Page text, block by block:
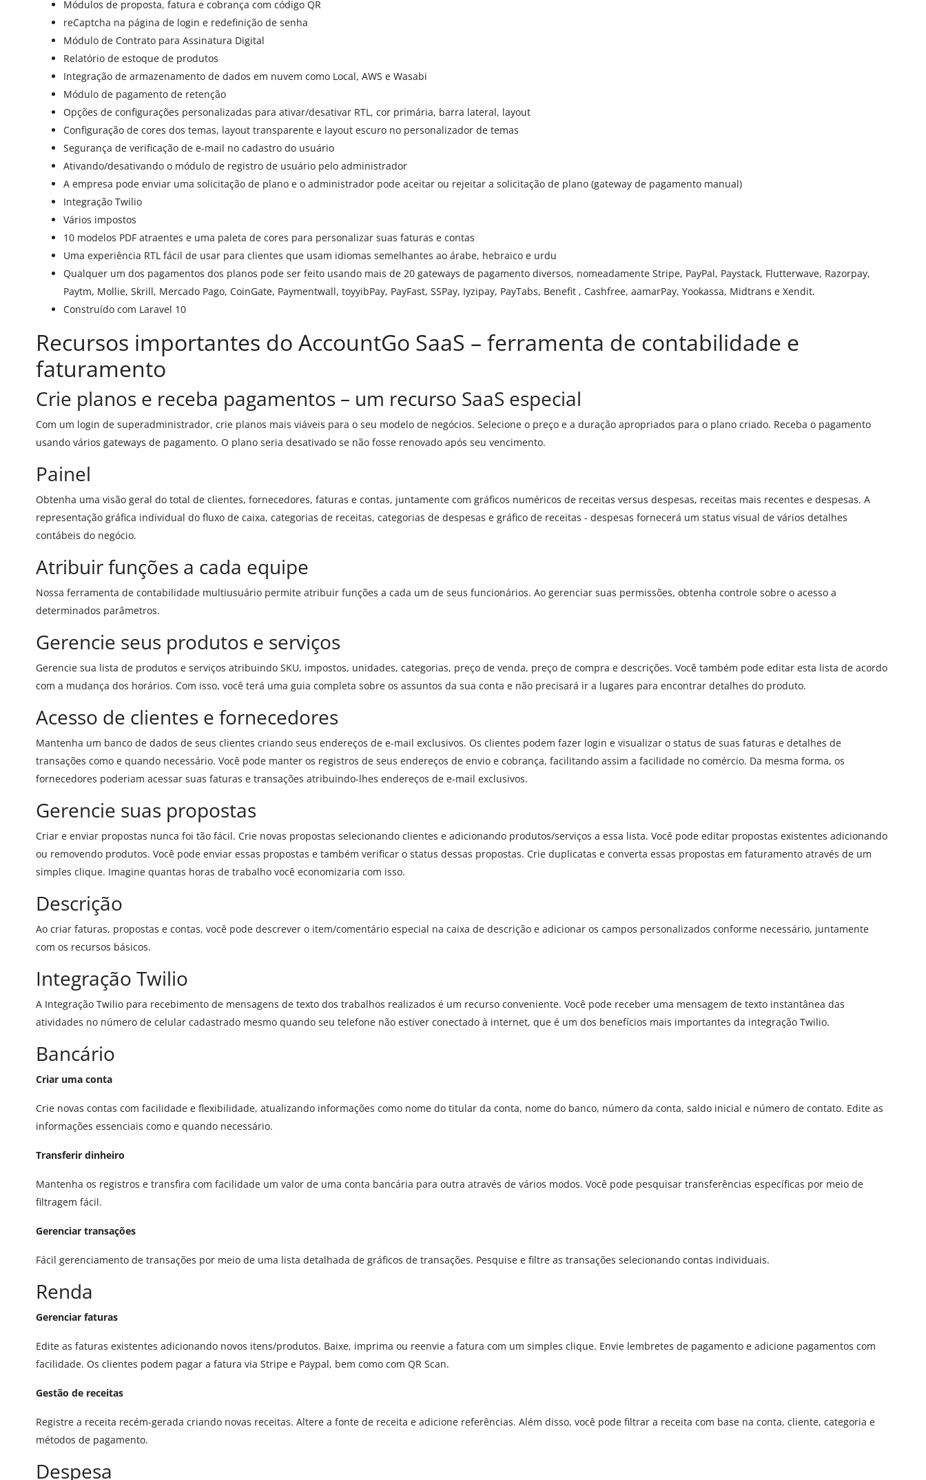
Módulos de proposta, fatura e cobrança com código QR
reCaptcha na página de login e redefinição de senha
Módulo de Contrato para Assinatura Digital
Relatório de estoque de produtos
Integração de armazenamento de dados em nuvem como Local, AWS e Wasabi
Módulo de pagamento de retenção
Opções de configurações personalizadas para ativar/desativar RTL, cor primária, barra lateral, layout
Configuração de cores dos temas, layout transparente e layout escuro no personalizador de temas
Segurança de verificação de e-mail no cadastro do usuário
Ativando/desativando o módulo de registro de usuário pelo administrador
A empresa pode enviar uma solicitação de plano e o administrador pode aceitar ou rejeitar a solicitação de plano (gateway de pagamento manual)
Integração Twilio
Vários impostos
10 modelos PDF atraentes e uma paleta de cores para personalizar suas faturas e contas
Uma experiência RTL fácil de usar para clientes que usam idiomas semelhantes ao árabe, hebraico e urdu
Qualquer um dos pagamentos dos planos pode ser feito usando mais de 20 gateways de pagamento diversos, nomeadamente Stripe, PayPal, Paystack, Flutterwave, Razorpay,
Paytm, Mollie, Skrill, Mercado Pago, CoinGate, Paymentwall, toyyibPay, PayFast, SSPay, Iyzipay, PayTabs, Benefit , Cashfree, aamarPay, Yookassa, Midtrans e Xendit.
Construído com Laravel 10
Recursos importantes do AccountGo SaaS – ferramenta de contabilidade e
faturamento
Crie planos e receba pagamentos – um recurso SaaS especial
Com um login de superadministrador, crie planos mais viáveis ​​para o seu modelo de negócios. Selecione o preço e a duração apropriados para o plano criado. Receba o pagamento
usando vários gateways de pagamento. O plano seria desativado se não fosse renovado após seu vencimento.
Painel
Obtenha uma visão geral do total de clientes, fornecedores, faturas e contas, juntamente com gráficos numéricos de receitas versus despesas, receitas mais recentes e despesas. A
representação gráfica individual do fluxo de caixa, categorias de receitas, categorias de despesas e gráfico de receitas - despesas fornecerá um status visual de vários detalhes
contábeis do negócio.
Atribuir funções a cada equipe
Nossa ferramenta de contabilidade multiusuário permite atribuir funções a cada um de seus funcionários. Ao gerenciar suas permissões, obtenha controle sobre o acesso a
determinados parâmetros.
Gerencie seus produtos e serviços
Gerencie sua lista de produtos e serviços atribuindo SKU, impostos, unidades, categorias, preço de venda, preço de compra e descrições. Você também pode editar esta lista de acordo
com a mudança dos horários. Com isso, você terá uma guia completa sobre os assuntos da sua conta e não precisará ir a lugares para encontrar detalhes do produto.
Acesso de clientes e fornecedores
Mantenha um banco de dados de seus clientes criando seus endereços de e-mail exclusivos. Os clientes podem fazer login e visualizar o status de suas faturas e detalhes de
transações como e quando necessário. Você pode manter os registros de seus endereços de envio e cobrança, facilitando assim a facilidade no comércio. Da mesma forma, os
fornecedores poderiam acessar suas faturas e transações atribuindo-lhes endereços de e-mail exclusivos.
Gerencie suas propostas
Criar e enviar propostas nunca foi tão fácil. Crie novas propostas selecionando clientes e adicionando produtos/serviços a essa lista. Você pode editar propostas existentes adicionando
ou removendo produtos. Você pode enviar essas propostas e também verificar o status dessas propostas. Crie duplicatas e converta essas propostas em faturamento através de um
simples clique. Imagine quantas horas de trabalho você economizaria com isso.
Descrição
Ao criar faturas, propostas e contas, você pode descrever o item/comentário especial na caixa de descrição e adicionar os campos personalizados conforme necessário, juntamente
com os recursos básicos.
Integração Twilio
A Integração Twilio para recebimento de mensagens de texto dos trabalhos realizados é um recurso conveniente. Você pode receber uma mensagem de texto instantânea das
atividades no número de celular cadastrado mesmo quando seu telefone não estiver conectado à internet, que é um dos benefícios mais importantes da integração Twilio.
Bancário
Criar uma conta
Crie novas contas com facilidade e flexibilidade, atualizando informações como nome do titular da conta, nome do banco, número da conta, saldo inicial e número de contato. Edite as
informações essenciais como e quando necessário.
Transferir dinheiro
Mantenha os registros e transfira com facilidade um valor de uma conta bancária para outra através de vários modos. Você pode pesquisar transferências específicas por meio de
filtragem fácil.
Gerenciar transações
Fácil gerenciamento de transações por meio de uma lista detalhada de gráficos de transações. Pesquise e filtre as transações selecionando contas individuais.
Renda
Gerenciar faturas
Edite as faturas existentes adicionando novos itens/produtos. Baixe, imprima ou reenvie a fatura com um simples clique. Envie lembretes de pagamento e adicione pagamentos com
facilidade. Os clientes podem pagar a fatura via Stripe e Paypal, bem como com QR Scan.
Gestão de receitas
Registre a receita recém-gerada criando novas receitas. Altere a fonte de receita e adicione referências. Além disso, você pode filtrar a receita com base na conta, cliente, categoria e
métodos de pagamento.
Despesa